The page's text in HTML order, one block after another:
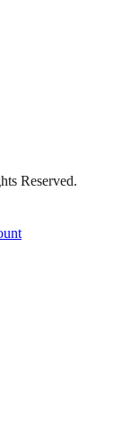
Reserved.